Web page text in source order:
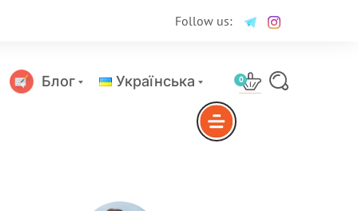
Follow us:
Блог Українська 0